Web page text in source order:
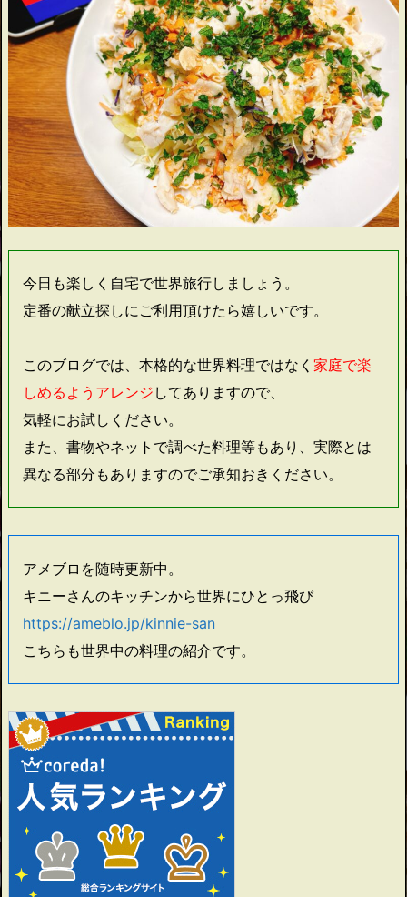
今日も楽しく自宅で世界旅行しましょう。
定番の献立探しにご利用頂けたら嬉しいです。
このブログでは、本格的な世界料理ではなく 家庭で楽
しめるようアレンジ してありますので、
気軽にお試しください。
また、書物やネットで調べた料理等もあり、実際とは
異なる部分もありますのでご承知おきください。
アメブロを随時更新中。
キニーさんのキッチンから世界にひとっ飛び
https://ameblo.jp/kinnie-san
こちらも世界中の料理の紹介です。